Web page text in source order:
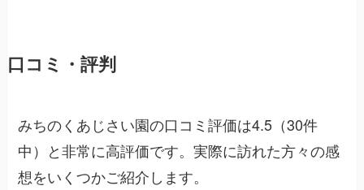
口コミ・評判
みちのくあじさい園の口コミ評価は4.5（30件
中）と非常に高評価です。実際に訪れた方々の感
想をいくつかご紹介します。